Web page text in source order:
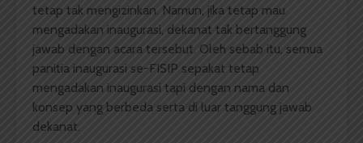
tetap tak mengizinkan. Namun, jika tetap mau
mengadakan inaugurasi, dekanat tak bertanggung
jawab dengan acara tersebut. Oleh sebab itu, semua
panitia inaugurasi se-FISIP sepakat tetap
mengadakan inaugurasi tapi dengan nama dan
konsep yang berbeda serta di luar tanggung jawab
dekanat.